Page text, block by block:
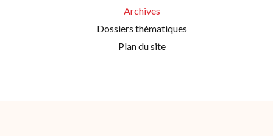
Archives
Dossiers thématiques
Plan du site